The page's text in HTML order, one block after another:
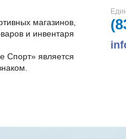
магазинов,
и инвентаря
Спорт» является